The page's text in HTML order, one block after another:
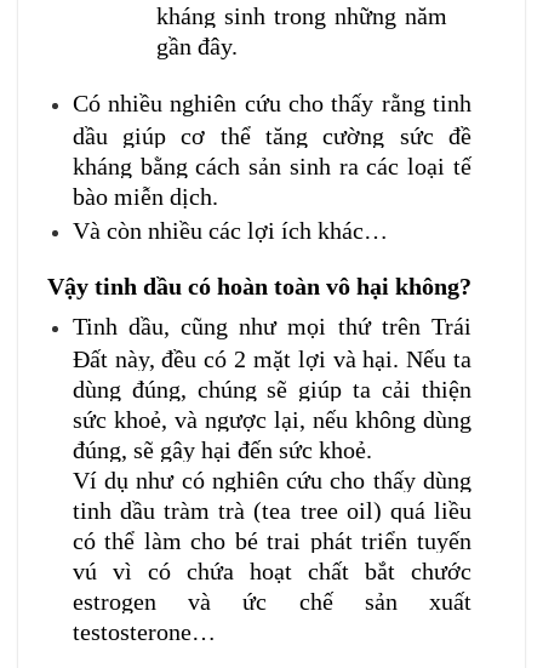
kháng sinh trong những năm
gần đây.
Có nhiều nghiên cứu cho thấy rằng tinh
dầu giúp cơ thể tăng cường sức đề
kháng bằng cách sản sinh ra các loại tế
bào miễn dịch.
Và còn nhiều các lợi ích khác…
Vậy tinh dầu có hoàn toàn vô hại không?
Tinh dầu, cũng như mọi thứ trên Trái
Đất này, đều có 2 mặt lợi và hại. Nếu ta
dùng đúng, chúng sẽ giúp ta cải thiện
sức khoẻ, và ngược lại, nếu không dùng
đúng, sẽ gây hại đến sức khoẻ.
Ví dụ như có nghiên cứu cho thấy dùng
tinh dầu tràm trà (tea tree oil) quá liều
có thể làm cho bé trai phát triển tuyến
vú vì có chứa hoạt chất bắt chước
estrogen và ức chế sản xuất
testosterone…